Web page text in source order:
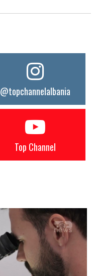
@topchannelalbania
Top Channel